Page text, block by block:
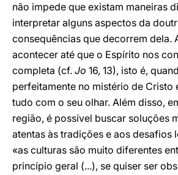
não impede que existam maneiras
interpretar alguns aspectos da
consequências que decorrem dela.
acontecer até que o Espírito nos
completa (cf. Jo 16, 13), isto é,
perfeitamente no mistério de Cristo
tudo com o seu olhar. Além disso,
região, é possível buscar soluções
atentas às tradições e aos desafios
«as culturas são muito diferentes
princípio geral (...), se quiser ser